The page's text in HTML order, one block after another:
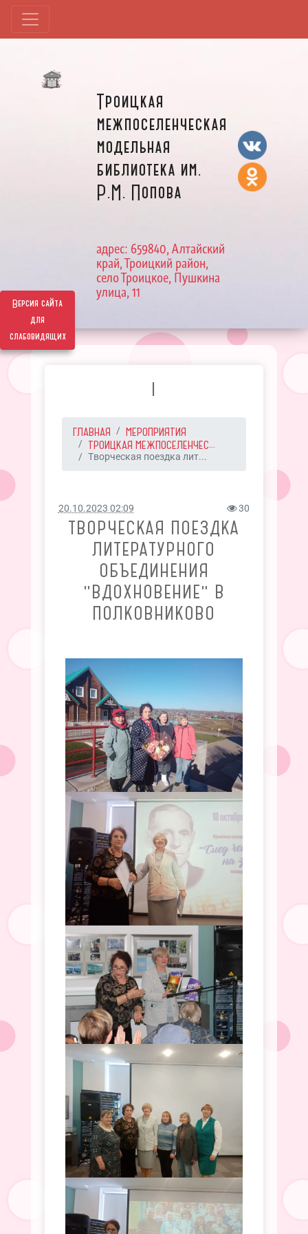
Версия сайта
для
слабовидящих
Троицкая
межпоселенческая
модельная
библиотека им.
Р.М. Попова
адрес: 659840, Алтайский
край, Троицкий район,
село Троицкое, Пушкина
улица, 11
I
ГЛАВНАЯ
МЕРОПРИЯТИЯ
ТРОИЦКАЯ МЕЖПОСЕЛЕНЧЕС...
Творческая поездка лит...
20.10.2023 02:09 30
ТВОРЧЕСКАЯ ПОЕЗДКА
ЛИТЕРАТУРНОГО
ОБЪЕДИНЕНИЯ
"ВДОХНОВЕНИЕ" В
ПОЛКОВНИКОВО